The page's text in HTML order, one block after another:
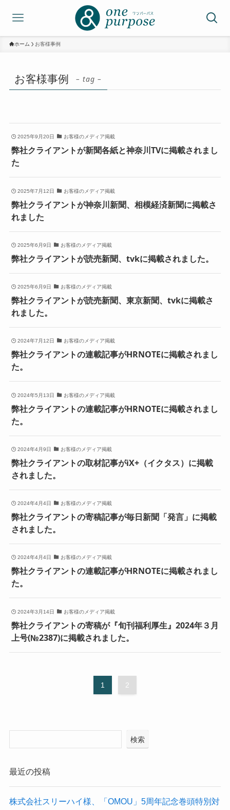
ホーム お客様事例
お客様事例 – tag –
2025年9月20日 お客様のメディア掲載
弊社クライアントが新聞各紙と神奈川TVに掲載されまし
た
2025年7月12日 お客様のメディア掲載
弊社クライアントが神奈川新聞、相模経済新聞に掲載さ
れました
2025年6月9日 お客様のメディア掲載
弊社クライアントが読売新聞、tvkに掲載されました。
2025年6月9日 お客様のメディア掲載
弊社クライアントが読売新聞、東京新聞、tvkに掲載さ
れました。
2024年7月12日 お客様のメディア掲載
弊社クライアントの連載記事がHRNOTEに掲載されまし
た。
2024年5月13日 お客様のメディア掲載
弊社クライアントの連載記事がHRNOTEに掲載されまし
た。
2024年4月9日 お客様のメディア掲載
弊社クライアントの取材記事がiX+（イクタス）に掲載
されました。
2024年4月4日 お客様のメディア掲載
弊社クライアントの寄稿記事が毎日新聞「発言」に掲載
されました。
2024年4月4日 お客様のメディア掲載
弊社クライアントの連載記事がHRNOTEに掲載されまし
た。
2024年3月14日 お客様のメディア掲載
弊社クライアントの寄稿が『旬刊福利厚生』2024年３月
上号(№2387)に掲載されました。
1 2
検索
最近の投稿
株式会社スリーハイ様、「OMOU」5周年記念巻頭特別対